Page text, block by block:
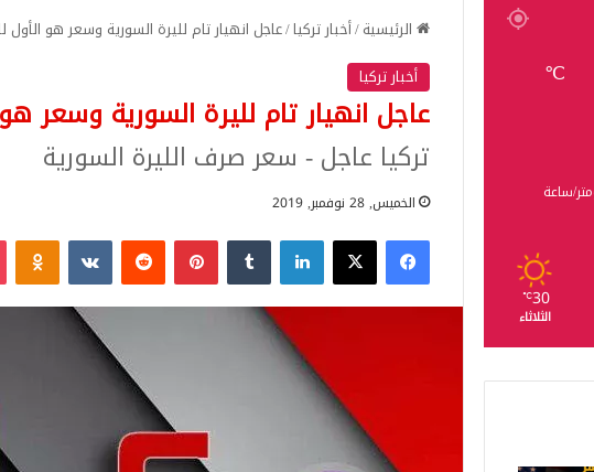
الرئيسية/أخبار تركيا/عاجل انهيار تام لليرة السورية وسعر هو الأول
أخبار تركيا
عاجل انهيار تام لليرة السورية وسعر هو
تركيا عاجل - سعر صرف الليرة السورية
الخميس, 28 نوفمبر, 2019
فيسبوك‫X لينكدإن بينتيريست
℃
30
℃
الثلاثاء